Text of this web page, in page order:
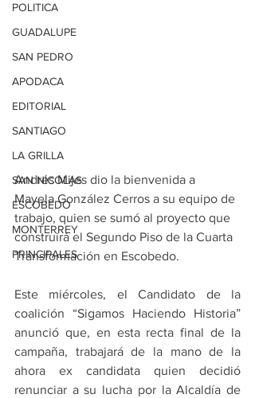
POLITICA
GUADALUPE
SAN PEDRO
APODACA
EDITORIAL
SANTIAGO
LA GRILLA
SAN NICOLAS
ESCOBEDO
MONTERREY
PRINCIPALES
Andrés Mijes dio la bienvenida a
Mayela González Cerros a su equipo de
trabajo, quien se sumó al proyecto que
construirá el Segundo Piso de la Cuarta
Transformación en Escobedo.
Este miércoles, el Candidato de la
coalición “Sigamos Haciendo Historia”
anunció que, en esta recta final de la
campaña, trabajará de la mano de la
ahora ex candidata quien decidió
renunciar a su lucha por la Alcaldía de